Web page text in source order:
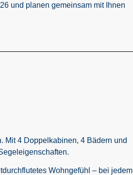
und planen gemeinsam mit Ihnen
Mit 4 Doppelkabinen, 4 Bädern und
Wohngefühl – bei jedem